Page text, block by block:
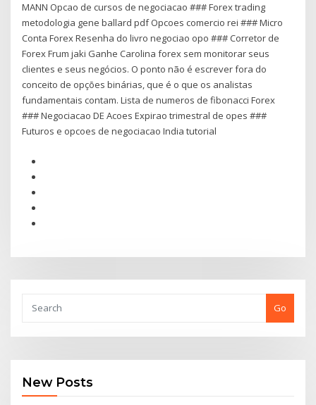
MANN Opcao de cursos de negociacao ### Forex trading
metodologia gene ballard pdf Opcoes comercio rei ### Micro
Conta Forex Resenha do livro negociao opo ### Corretor de
Forex Frum jaki Ganhe Carolina forex sem monitorar seus
clientes e seus negócios. O ponto não é escrever fora do
conceito de opções binárias, que é o que os analistas
fundamentais contam. Lista de numeros de fibonacci Forex
### Negociacao DE Acoes Expirao trimestral de opes ###
Futuros e opcoes de negociacao India tutorial
Go
New Posts